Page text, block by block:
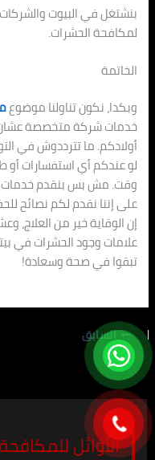
بنشتغل في البيوت
لمكافحة الحشرات.
الخاتمة
وبكدا، نكون تناولنا موضوع
خدمات شركة متخصصة
لو عندكم أي استفسارات أو
وقت. مش بس بنقدم خدمات
على إننا نقدم لكم نصائح
إن الوقاية خير من العلاج،
علامات وجود الحشرات في
تبقوا في صحة وسعادة!
السابق
الأوائل للمكافحة